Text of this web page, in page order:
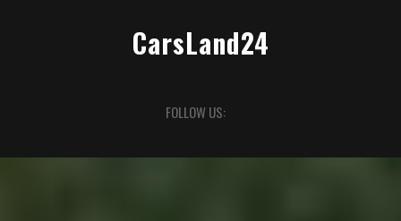
CarsLand24
Button
FOLLOW US: